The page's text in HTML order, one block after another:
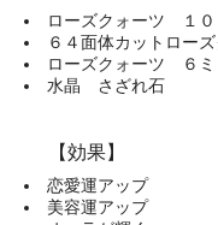
ローズクォーツ １０
６４面体カットロー
ローズクォーツ ６ミ
水晶 さざれ石
【効果】
恋愛運アップ
美容運アップ